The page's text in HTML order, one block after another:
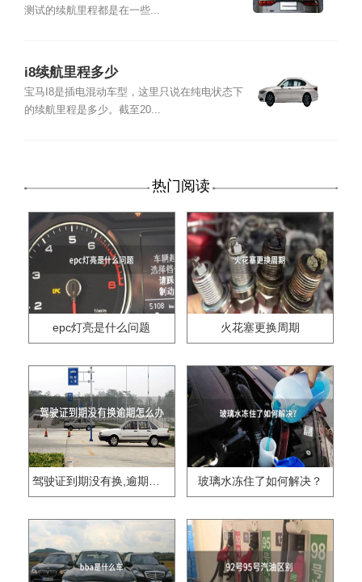
测试的续航里程都是在一些...
i8续航里程多少
宝马I8是插电混动车型，这里只说在纯电状态下
的续航里程是多少。截至20...
热门阅读
epc灯亮是什么问题 火花塞更换周期
驾驶证到期没有换,逾期怎么办?? 玻璃水冻住了如何解决？